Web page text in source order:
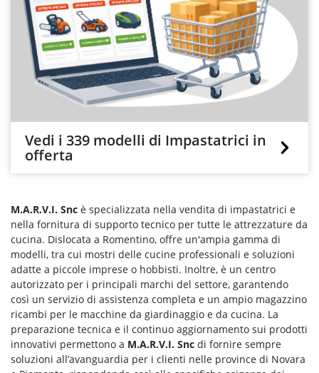
Vedi i 339 modelli di Impastatrici in
offerta
M.A.R.V.I. Snc è specializzata nella vendita di impastatrici e
nella fornitura di supporto tecnico per tutte le attrezzature da
cucina. Dislocata a Romentino, offre un'ampia gamma di
modelli, tra cui mostri delle cucine professionali e soluzioni
adatte a piccole imprese o hobbisti. Inoltre, è un centro
autorizzato per i principali marchi del settore, garantendo
così un servizio di assistenza completa e un ampio magazzino
ricambi per le macchine da giardinaggio e da cucina. La
preparazione tecnica e il continuo aggiornamento sui prodotti
innovativi permettono a M.A.R.V.I. Snc di fornire sempre
soluzioni all’avanguardia per i clienti nelle province di Novara